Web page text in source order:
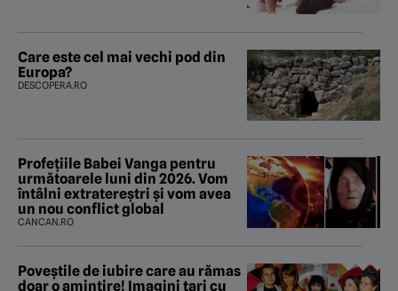
Care este cel mai vechi pod din
Europa?
DESCOPERA.RO
Profețiile Babei Vanga pentru
următoarele luni din 2026. Vom
întâlni extratereștri și vom avea
un nou conflict global
CANCAN.RO
Poveştile de iubire care au rămas
doar o amintire! Imagini tari cu